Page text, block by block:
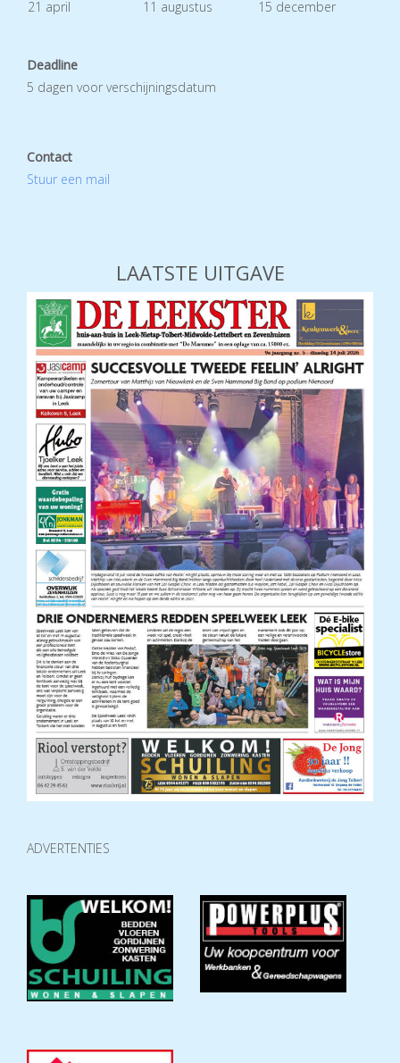
21 april 11 augustus 15 december
Deadline
5 dagen voor verschijningsdatum
Contact
Stuur een mail
LAATSTE UITGAVE
ADVERTENTIES